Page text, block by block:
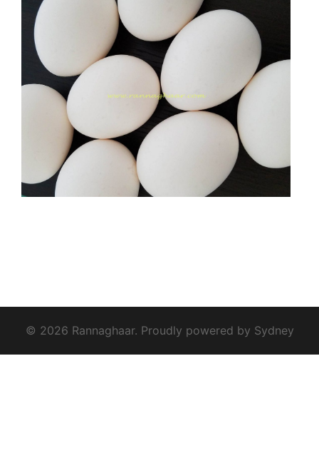
© 2026 Rannaghaar. Proudly powered by Sydney